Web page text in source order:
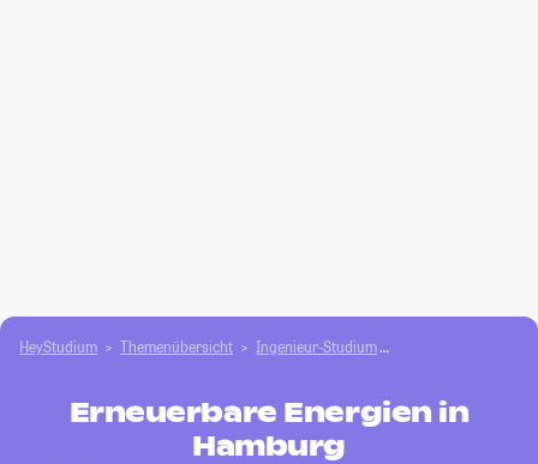
HeyStudium Themenübersicht Ingenieur-Studium
Erneuerbare Energien in
Hamburg